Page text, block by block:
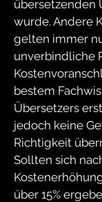
übersetzenden
wurde. Andere
gelten immer
unverbindliche
bestem
Übersetzers
jedoch keine
Richtigkeit
Sollten sich
über 15%